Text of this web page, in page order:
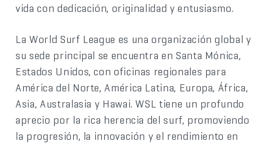
vida con dedicación, originalidad y entusiasmo.
La World Surf League es una organización global y
su sede principal se encuentra en Santa Mónica,
Estados Unidos, con oficinas regionales para
América del Norte, América Latina, Europa, África,
Asia, Australasia y Hawai. WSL tiene un profundo
aprecio por la rica herencia del surf, promoviendo
la progresión, la innovación y el rendimiento en